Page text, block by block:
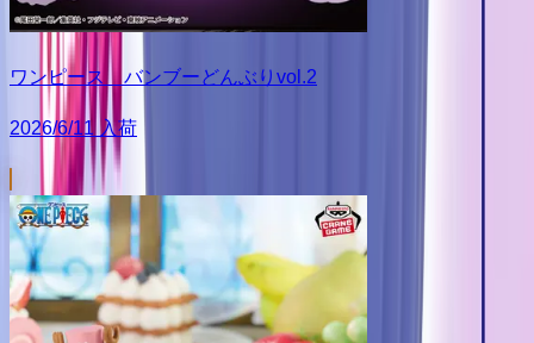
ワンピース バンブーどんぶりvol.2
2026/6/11 入荷